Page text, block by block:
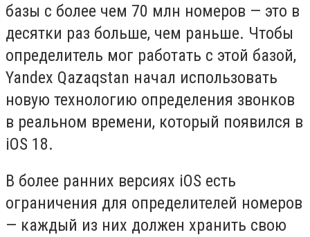
базы с более чем 70 млн номеров — это в
десятки раз больше, чем раньше. Чтобы
определитель мог работать с этой базой,
Yandex Qazaqstan начал использовать
новую технологию определения звонков
в реальном времени, который появился в
iOS 18.
В более ранних версиях iOS есть
ограничения для определителей номеров
— каждый из них должен хранить свою